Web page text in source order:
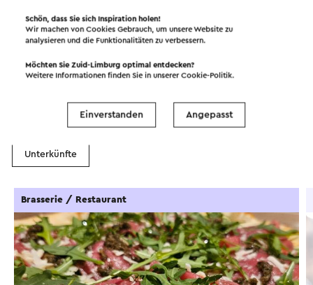
In dem Gebiet
Essen und Trinken Sehenswürdigkeiten
Unterkünfte
Brasserie / Restaurant
Schön, dass Sie sich Inspiration holen!
Wir machen von Cookies Gebrauch, um unsere Website zu
analysieren und die Funktionalitäten zu verbessern.
Möchten Sie Zuid-Limburg optimal entdecken?
Weitere Informationen finden Sie in unsererCookie-Politik.
Einverstanden Angepasst